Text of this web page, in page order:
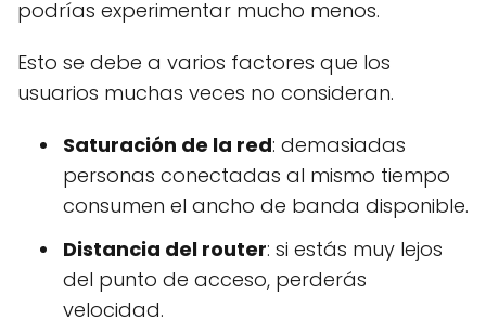
podrías experimentar mucho menos.
Esto se debe a varios factores que los
usuarios muchas veces no consideran.
Saturación de la red: demasiadas
personas conectadas al mismo tiempo
consumen el ancho de banda disponible.
Distancia del router: si estás muy lejos
del punto de acceso, perderás
velocidad.